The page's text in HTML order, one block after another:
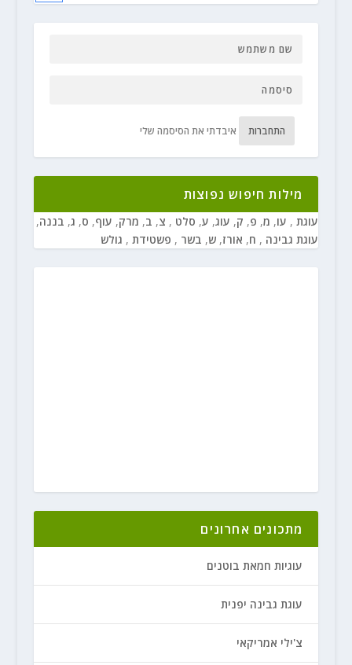
התחברות איבדתי את הסיסמה שלי
מילות חיפוש נפוצות
עוגת , עו, מ, פ, ק, עוג, ע, סלט , צ, ב, מרק, עוף, ס, ג, בננה,
עוגת גבינה , ח, אורז, ש, בשר , פשטידת , גולש
מתכונים אחרונים
עוגיות חמאת בוטנים
עוגת גבינה יפנית
צ'ילי אמריקאי